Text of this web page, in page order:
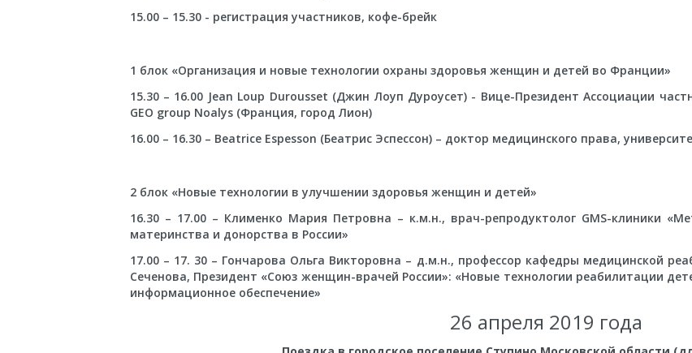
15.00 – 15.30 - регистрация участников, кофе-брейк
1 блок «Организация и новые технологии охраны здоровья женщин и детей во Франции»
15.30 – 16.00 Jean Loup Durousset (Джин Лоуп Дуроусет) - Вице-Президент Ассоциации
GEO group Noalys (Франция, город Лион)
16.00 – 16.30 – Beatrice Espesson (Беатрис Эспессон) – доктор медицинского права,
2 блок «Новые технологии в улучшении здоровья женщин и детей»
16.30 – 17.00 – Клименко Мария Петровна – к.м.н., врач-репродуктолог GMS-клиники
материнства и донорства в России»
17.00 – 17. 30 – Гончарова Ольга Викторовна – д.м.н., профессор кафедры медицинской
Сеченова, Президент «Союз женщин-врачей России»: «Новые технологии реабилитации
информационное обеспечение»
26 апреля 2019 года